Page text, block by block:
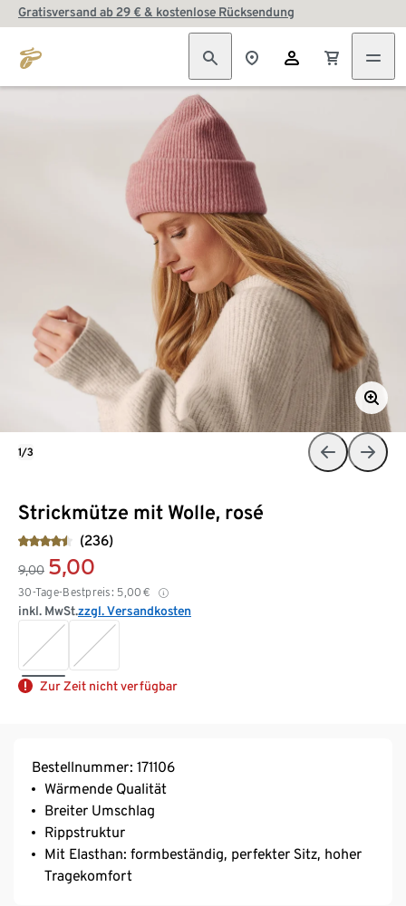
Gratisversand ab 29 € & kostenlose Rücksendung
Strickmütze mit Wolle, rosé
(236)
9,00 5,00
30-Tage-Bestpreis: 5,00 €
inkl. MwSt.zzgl. Versandkosten
Zur Zeit nicht verfügbar
1/3
Bestellnummer: 171106
Wärmende Qualität
Breiter Umschlag
Rippstruktur
Mit Elasthan: formbeständig, perfekter Sitz, hoher
Tragekomfort